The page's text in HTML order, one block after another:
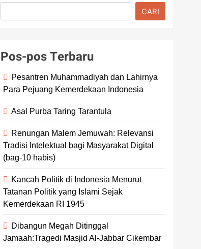
CARI
Pos-pos Terbaru
Pesantren Muhammadiyah dan Lahirnya
Para Pejuang Kemerdekaan Indonesia
Asal Purba Taring Tarantula
Renungan Malem Jemuwah: Relevansi
Tradisi Intelektual bagi Masyarakat Digital
(bag-10 habis)
Kancah Politik di Indonesia Menurut
Tatanan Politik yang Islami Sejak
Kemerdekaan RI 1945
Dibangun Megah Ditinggal
Jamaah:Tragedi Masjid Al-Jabbar Cikembar